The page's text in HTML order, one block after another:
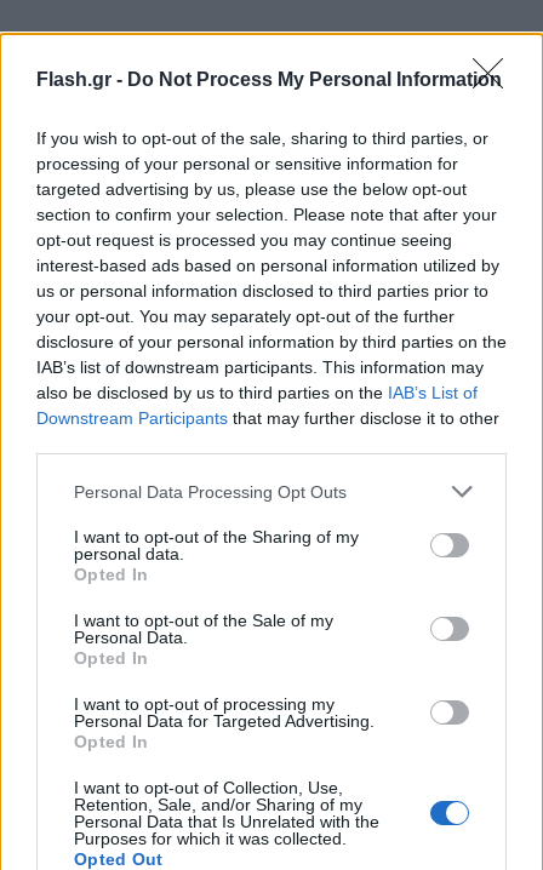
Flash.gr - Do Not Process My Personal Information
If you wish to opt-out of the sale, sharing to third parties, or
processing of your personal or sensitive information for
targeted advertising by us, please use the below opt-out
section to confirm your selection. Please note that after your
opt-out request is processed you may continue seeing
interest-based ads based on personal information utilized by
us or personal information disclosed to third parties prior to
your opt-out. You may separately opt-out of the further
disclosure of your personal information by third parties on the
IAB’s list of downstream participants. This information may
also be disclosed by us to third parties on the IAB’s List of
Downstream Participants that may further disclose it to other
Please note that this website/app uses one or more Google
not limited to your visit or usage behaviour. You may click to
grant or deny consent to Google and its third-party tags to
use your data for below specified purposes in below Google
consent section.
Personal Data Processing Opt Outs
I want to opt-out of the Sharing of my
personal data.
Opted In
I want to opt-out of the Sale of my
Personal Data.
Opted In
I want to opt-out of processing my
Personal Data for Targeted Advertising.
Opted In
I want to opt-out of Collection, Use,
Retention, Sale, and/or Sharing of my
Personal Data that Is Unrelated with the
Purposes for which it was collected.
Opted Out
Πάντα είναι ωραίο να μοιράζομαι το παρκέ με
παίκτες που έχω παίξει μαζί στο παρελθόν. Απλά
πάντα μου αρέσει να αγωνίζομαι και να παίζω για
τη νίκη».